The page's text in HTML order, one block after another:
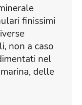
finissimi
non a caso
nel
marina, delle